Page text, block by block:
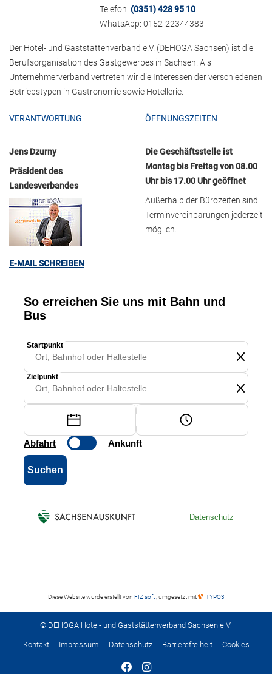
Telefon:(0351) 428 95 10
WhatsApp: 0152-22344383
Der Hotel- und Gaststättenverband e.V. (DEHOGA Sachsen) ist die
Berufsorganisation des Gastgewerbes in Sachsen. Als
Unternehmerverband vertreten wir die Interessen der verschiedenen
Betriebstypen in Gastronomie sowie Hotellerie.
VERANTWORTUNG
Jens Dzurny
Präsident des
Landesverbandes
E-MAIL SCHREIBEN
ÖFFNUNGSZEITEN
Die Geschäftsstelle ist
Montag bis Freitag von 08.00
Uhr bis 17.00 Uhr geöffnet
Außerhalb der Bürozeiten sind
Terminvereinbarungen jederzeit
möglich.
Diese Website wurde erstellt von FIZ soft , umgesetzt mit TYPO3
© DEHOGA Hotel- und Gaststättenverband Sachsen e.V.
Kontakt Impressum Datenschutz Barrierefreiheit Cookies